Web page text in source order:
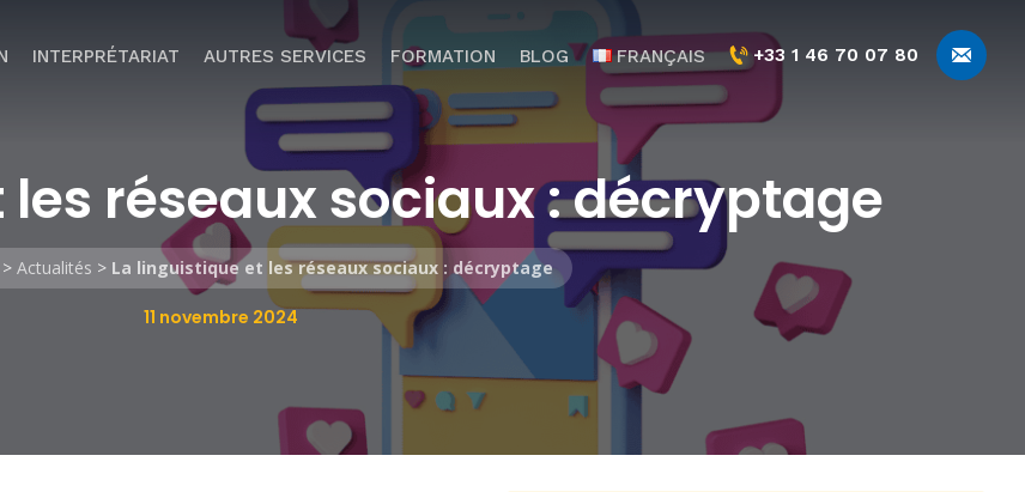
INTERPRÉTARIAT AUTRES SERVICES FORMATION BLOG FRANÇAIS +33 1 46 70 07 80
réseaux sociaux : décryptage
Actualités > La linguistique et les réseaux sociaux : décryptage
11 novembre 2024